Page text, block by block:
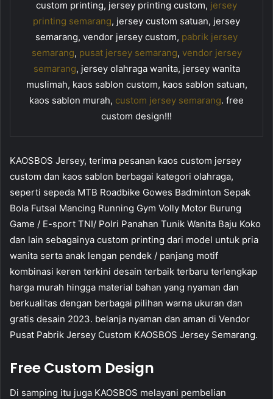
custom printing, jersey printing custom, jersey
printing semarang, jersey custom satuan, jersey
semarang, vendor jersey custom, pabrik jersey
semarang, pusat jersey semarang, vendor jersey
semarang, jersey olahraga wanita, jersey wanita
muslimah, kaos sablon custom, kaos sablon satuan,
kaos sablon murah, custom jersey semarang. free
custom design!!!
KAOSBOS Jersey, terima pesanan kaos custom jersey
custom dan kaos sablon berbagai kategori olahraga,
seperti sepeda MTB Roadbike Gowes Badminton Sepak
Bola Futsal Mancing Running Gym Volly Motor Burung
Game / E-sport TNI/ Polri Panahan Tunik Wanita Baju Koko
dan lain sebagainya custom printing dari model untuk pria
wanita serta anak lengan pendek / panjang motif
kombinasi keren terkini desain terbaik terbaru terlengkap
harga murah hingga material bahan yang nyaman dan
berkualitas dengan berbagai pilihan warna ukuran dan
gratis desain 2023. belanja nyaman dan aman di Vendor
Pusat Pabrik Jersey Custom KAOSBOS Jersey Semarang.
Free Custom Design
Di samping itu juga KAOSBOS melayani pembelian